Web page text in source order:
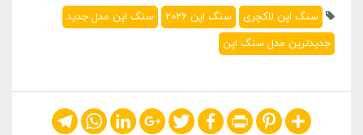
سنگ اپن لاکچری سنگ اپن 2026
سنگ اپن مدل جدید
جدیدترین مدل سنگ اپن
Share
Pinterest
Print
Facebook
Twitter
Google+
LinkedIn
WhatsApp
Telegram